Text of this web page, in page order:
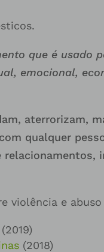
que é usado
emocional,
aterrorizam,
qualquer
violência e
(2019)
(2018)